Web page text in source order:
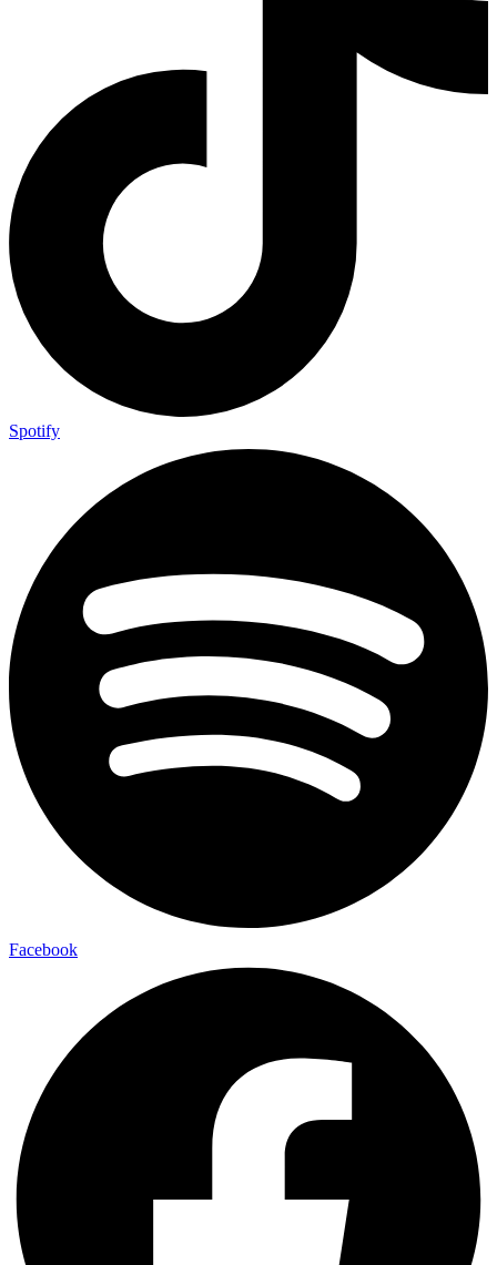
Spotify
Facebook